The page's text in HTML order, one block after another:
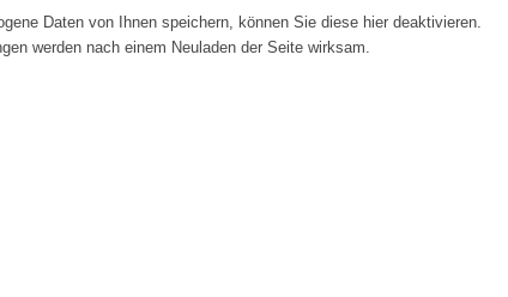
Daten von Ihnen speichern, können Sie diese hier deaktivieren.
werden nach einem Neuladen der Seite wirksam.